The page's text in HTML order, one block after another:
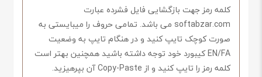
کلمه رمز جهت بازگشایی فایل فشرده عبارت
softabzar.com می باشد. تمامی حروف را میبایستی به
صورت کوچک تایپ کنید و در هنگام تایپ به وضعیت
EN/FA کیبورد خود توجه داشته باشید همچنین بهتر است
کلمه رمز را تایپ کنید و از Copy-Paste آن بپرهیزید.